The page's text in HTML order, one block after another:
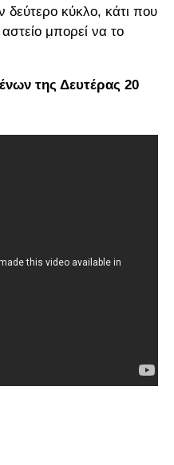
δεύτερο κύκλο, κάτι που
μπορεί να το
της Δευτέρας 20